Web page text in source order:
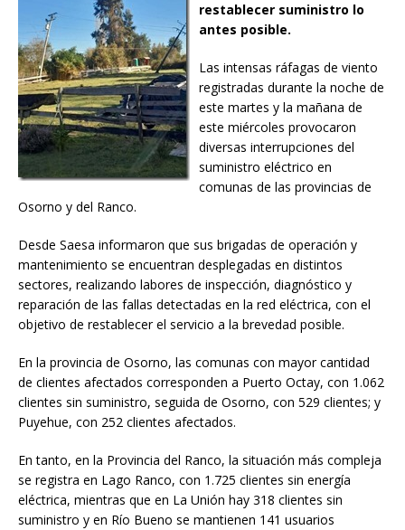
restablecer suministro lo
antes posible.
Las intensas ráfagas de viento
registradas durante la noche de
este martes y la mañana de
este miércoles provocaron
diversas interrupciones del
suministro eléctrico en
comunas de las provincias de
Osorno y del Ranco.
Desde Saesa informaron que sus brigadas de operación y
mantenimiento se encuentran desplegadas en distintos
sectores, realizando labores de inspección, diagnóstico y
reparación de las fallas detectadas en la red eléctrica, con el
objetivo de restablecer el servicio a la brevedad posible.
En la provincia de Osorno, las comunas con mayor cantidad
de clientes afectados corresponden a Puerto Octay, con 1.062
clientes sin suministro, seguida de Osorno, con 529 clientes; y
Puyehue, con 252 clientes afectados.
En tanto, en la Provincia del Ranco, la situación más compleja
se registra en Lago Ranco, con 1.725 clientes sin energía
eléctrica, mientras que en La Unión hay 318 clientes sin
suministro y en Río Bueno se mantienen 141 usuarios